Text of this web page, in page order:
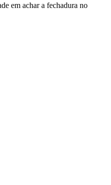
em achar a fechadura no